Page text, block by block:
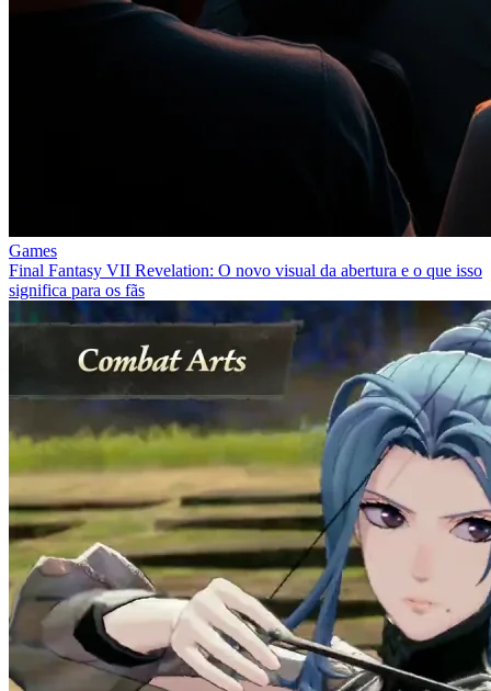
Games
Final Fantasy VII Revelation: O novo visual da abertura e o que isso
significa para os fãs